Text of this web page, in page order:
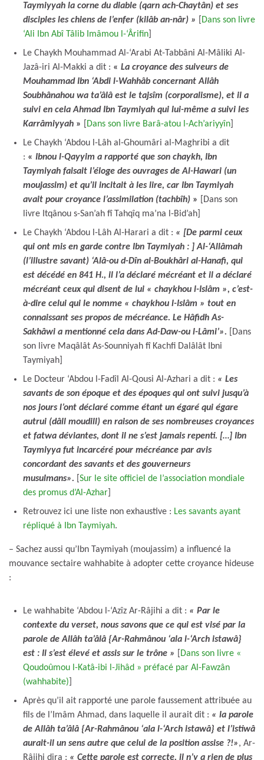
Taymiyyah la corne du diable (qarn ach-Chaytân) et ses
disciples les chiens de l’enfer (kilâb an-nâr) »
Dans son livre
‘Ali Ibn Abî Tâlib Imâmou l-‘Ârifin
Le Chaykh Mouhammad Al-‘Arabi At-Tabbâni Al-Mâliki Al-
Jazâ-iri Al-Makki a dit : « La croyance des suiveurs de
Mouhammad Ibn ‘Abdi l-Wahhâb concernant Allâh
Soubhânahou wa ta’âlâ est le tajsîm (corporalisme), et il a
suivi en cela Ahmad Ibn Taymiyah qui lui-même a suivi les
Karrâmiyyah » Dans son livre Barâ-atou l-Ach’ariyyîn
Le Chaykh ‘Abdou l-Lâh al-Ghoumâri al-Maghribi a dit
: « Ibnou l-Qayyim a rapporté que son chaykh, Ibn
Taymiyah faisait l’éloge des ouvrages de Al-Hawari (un
moujassim) et qu’il incitait à les lire, car Ibn Taymiyah
avait pour croyance l’assimilation (tachbîh) »
[Dans son
livre Itqânou s-San’ah fî Tahqîq ma’na l-Bid’ah]
Le Chaykh ‘Abdou l-Lâh Al-Harari a dit : « [De parmi ceux
qui ont mis en garde contre Ibn Taymiyah : ] Al-‘Allâmah
(l’illustre savant) ‘Alâ-ou d-Dîn al-Boukhâri al-Hanafi, qui
est décédé en 841 H., il l’a déclaré mécréant et il a déclaré
mécréant ceux qui disent de lui « chaykhou l-Islâm », c’est-
à-dire celui qui le nomme « chaykhou l-Islâm » tout en
connaissant ses propos de mécréance. Le Hâfidh As-
Sakhâwi a mentionné cela dans Ad-Daw-ou l-Lâmi’».
[Dans
son livre Maqâlât As-Sounniyah fî Kachfi Dalâlât Ibni
Taymiyah]
Le Docteur ‘Abdou l-Fadîl Al-Qousi Al-Azhari a dit : « Les
savants de son époque et des époques qui ont suivi jusqu’à
nos jours l’ont déclaré comme étant un égaré qui égare
autrui (dâll moudill) en raison de ses nombreuses croyances
et fatwa déviantes, dont il ne s’est jamais repenti. […] Ibn
Taymiyya fut incarcéré pour mécréance par avis
concordant des savants et des gouverneurs
musulmans».
Sur le site officiel de l’association mondiale
des promus d’Al-Azhar
Retrouvez ici une liste non exhaustive : Les savants ayant
répliqué à Ibn Taymiyah.
– Sachez aussi qu’Ibn Taymiyah (moujassim) a influencé la
mouvance sectaire wahhabite à adopter cette croyance hideuse
:
Le wahhabite ‘Abdou l-‘Azîz Ar-Râjihi a dit : « Par le
contexte du verset, nous savons que ce qui est visé par la
parole de Allâh ta’âlâ {Ar-Rahmânou ‘ala l-‘Arch istawâ}
est : Il s’est élevé et assis sur le trône »
Dans son livre «
Qoudoûmou l-Katâ-ibi l-Jihâd » préfacé par Al-Fawzân
(wahhabite)
Après qu’il ait rapporté une parole faussement attribuée au
fils de l’Imâm Ahmad, dans laquelle il aurait dit : « la parole
de Allâh ta’âlâ {Ar-Rahmânou ‘ala l-‘Arch istawâ} et l’istiwâ
aurait-il un sens autre que celui de la position assise ?!», Ar-
Râjihi dira : « Cette parole est correcte, il n’y a rien de plus